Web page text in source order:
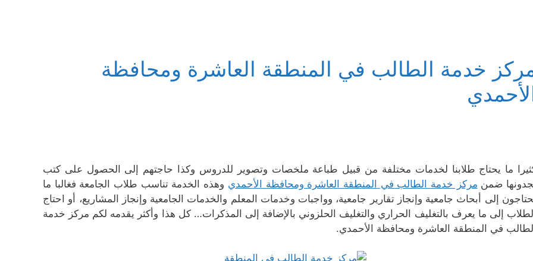
خدمة الطالب في المنطقة العاشرة ومحافظة
ما يحتاج طلابنا لخدمات مختلفة من قبيل طباعة ملخصات وتصوير للدروس وكذا حاجتهم إلى الحصول على كتب
ضمن مركز خدمة الطالب في المنطقة العاشرة ومحافظة الأحمدي وهذه الخدمة تناسب طلاب الجامعة فغالبا ما
إلى أبحاث جامعية وإنجاز تقارير جامعية، وواجبات وخدمات المعلم والخدمات الجامعية وإنجاز المشاريع، أو احتاج
إلى ما يعرف بالتغليف الحراري والتغليف الحلزوني بالإضافة إلى المذكرات… كل هذا وأكثر يقدمه لكم مركز خدمة
في المنطقة العاشرة ومحافظة الأحمدي.